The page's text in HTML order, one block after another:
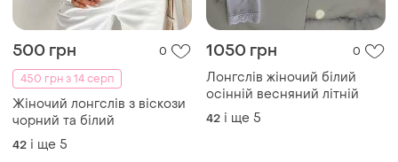
500 грн
0
450 грн з 14 серп
Жіночий лонгслів з віскози
чорний та білий
42 і ще 5
1050 грн 0
Лонгслів жіночий білий
осінній весняний літній
42 і ще 5